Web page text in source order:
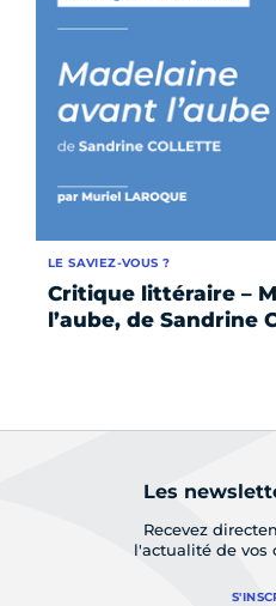
Critique littéraire –
l’aube, de Sandrine
LE SAVIEZ-VOUS ?
Les
Recevez
l'actualité de vos